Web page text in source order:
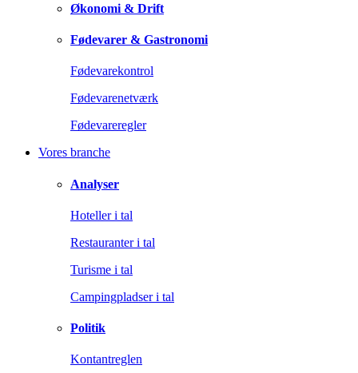
Økonomi & Drift
Fødevarer & Gastronomi
Fødevarekontrol
Fødevarenetværk
Fødevareregler
Vores branche
Analyser
Hoteller i tal
Restauranter i tal
Turisme i tal
Campingpladser i tal
Politik
Kontantreglen